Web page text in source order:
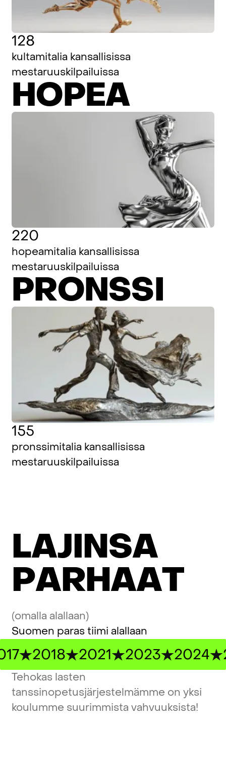
128
kultamitalia kansallisissa
mestaruuskilpailuissa
HOPEA
220
hopeamitalia kansallisissa
mestaruuskilpailuissa
PRONSSI
155
pronssimitalia kansallisissa
mestaruuskilpailuissa
LAJINSA
PARHAAT
(omalla alallaan)
Suomen paras tiimi alallaan
2018 2021 2023 2024
Tehokas lasten
tanssinopetusjärjestelmämme on yksi
koulumme suurimmista vahvuuksista!